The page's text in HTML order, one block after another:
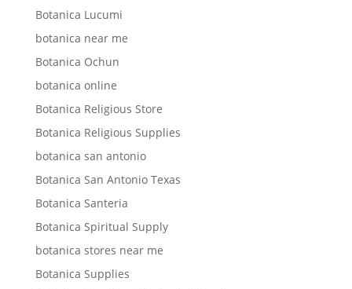
Botanica Lucumi
botanica near me
Botanica Ochun
botanica online
Botanica Religious Store
Botanica Religious Supplies
botanica san antonio
Botanica San Antonio Texas
Botanica Santeria
Botanica Spiritual Supply
botanica stores near me
Botanica Supplies